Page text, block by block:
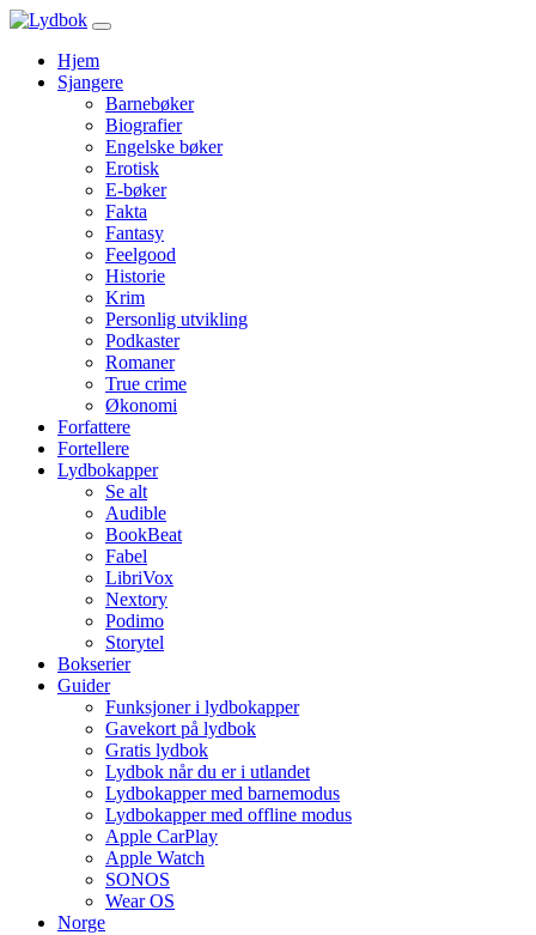
Hjem
Sjangere
Barnebøker
Biografier
Engelske bøker
Erotisk
E-bøker
Fakta
Fantasy
Feelgood
Historie
Krim
Personlig utvikling
Podkaster
Romaner
True crime
Økonomi
Forfattere
Fortellere
Lydbokapper
Se alt
Audible
BookBeat
Fabel
LibriVox
Nextory
Podimo
Storytel
Bokserier
Guider
Funksjoner i lydbokapper
Gavekort på lydbok
Gratis lydbok
Lydbok når du er i utlandet
Lydbokapper med barnemodus
Lydbokapper med offline modus
Apple CarPlay
Apple Watch
SONOS
Wear OS
Norge